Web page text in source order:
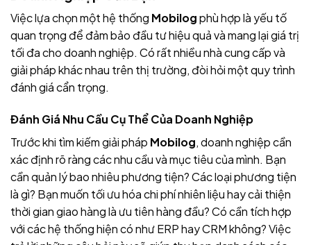
Việc lựa chọn một hệ thống Mobilogphù hợp là yếu tố
quan trọng để đảm bảo đầu tư hiệu quả và mang lại giá trị
tối đa cho doanh nghiệp. Có rất nhiều nhà cung cấp và
giải pháp khác nhau trên thị trường, đòi hỏi một quy trình
đánh giá cẩn trọng.
Đánh Giá Nhu Cầu Cụ Thể Của Doanh Nghiệp
Trước khi tìm kiếm giải pháp Mobilog, doanh nghiệp cần
xác định rõ ràng các nhu cầu và mục tiêu của mình. Bạn
cần quản lý bao nhiêu phương tiện? Các loại phương tiện
là gì? Bạn muốn tối ưu hóa chi phí nhiên liệu hay cải thiện
thời gian giao hàng là ưu tiên hàng đầu? Có cần tích hợp
với các hệ thống hiện có như ERP hay CRM không? Việc